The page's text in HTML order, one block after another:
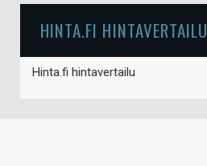
HINTA.FI HINTAVERTAILU
Hinta.fi hintavertailu